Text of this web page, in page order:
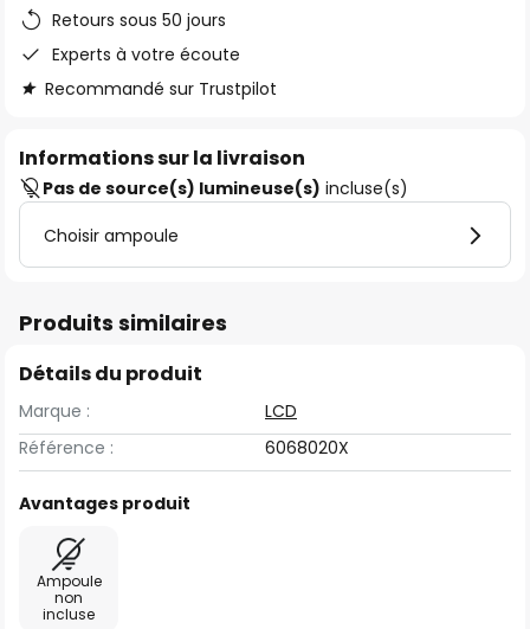
images
gallery
Retours sous 50 jours
Experts à votre écoute
Recommandé sur Trustpilot
Informations sur la livraison
Pas de source(s) lumineuse(s) incluse(s)
Choisir ampoule
Produits similaires
Détails du produit
Marque :
LCD
Référence :
6068020X
Avantages produit
Ampoule
non
incluse